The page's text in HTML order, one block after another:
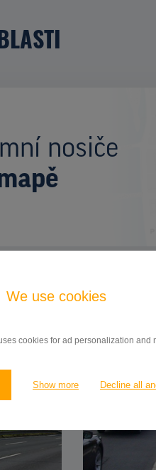
We use cookies
cookies for ad personalization and
Show more Decline all
nosiče
BILLBOARD